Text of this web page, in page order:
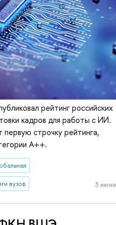
рейтинг российских
кадров для работы с ИИ.
строчку рейтинга,
A++.
вузов 3 июня